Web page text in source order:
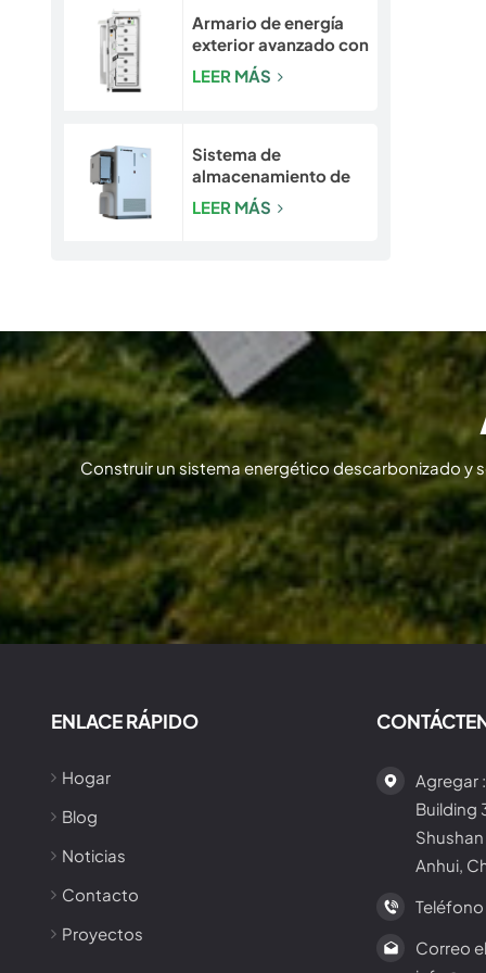
Armario de energía
exterior avanzado con
seguridad integrada |
Sistema de batería
LEER MÁS
Sistema de
almacenamiento de
energía para
exteriores con
energía LiFePO4 para
uso comercial e
industrial
LEER MÁS
Construir un sistema energético descarbonizado y
ENLACE RÁPIDO
Hogar
Blog
Noticias
Contacto
Proyectos
Agregar
Building
Anhui,
Teléfono
Correo